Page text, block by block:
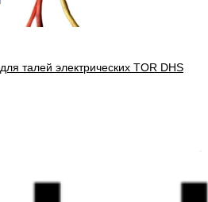
талей электрических TOR DHS